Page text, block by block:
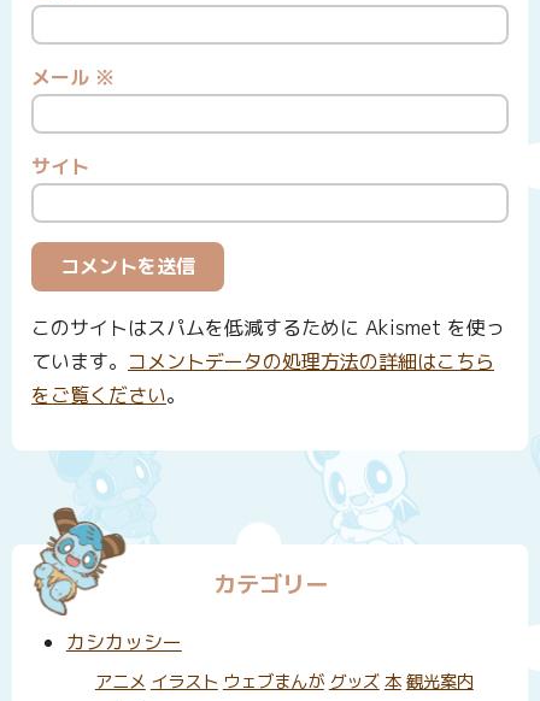
メール ※
サイト
このサイトはスパムを低減するために Akismet を使っ
ています。 コメントデータの処理方法の詳細はこちら
をご覧ください。
カテゴリー
カシカッシー
アニメ イラスト ウェブまんが グッズ 本 観光案内